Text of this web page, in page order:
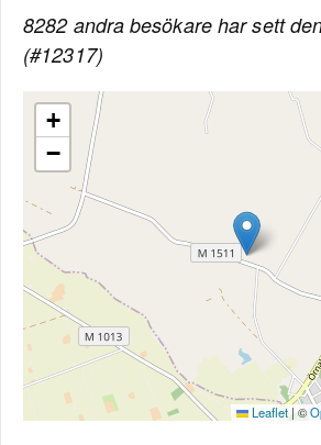
8282 andra besökare har sett
(#12317)
+
−
Leaflet | ©